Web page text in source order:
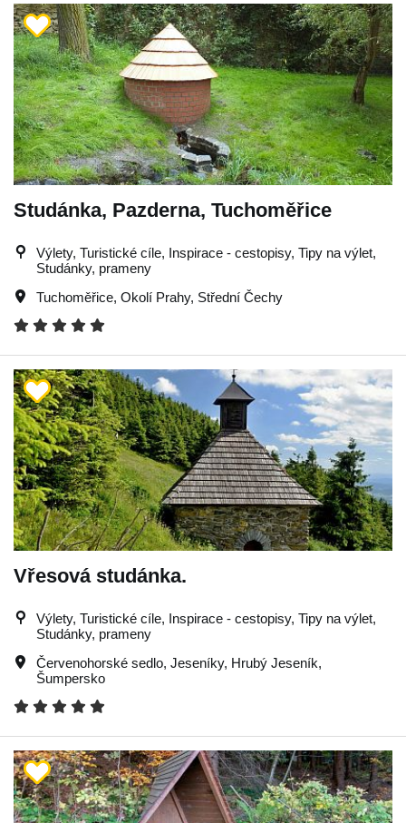
Studánka, Pazderna, Tuchoměřice
Výlety, Turistické cíle, Inspirace - cestopisy, Tipy na výlet,
Studánky, prameny
Tuchoměřice, Okolí Prahy, Střední Čechy
Vřesová studánka.
Výlety, Turistické cíle, Inspirace - cestopisy, Tipy na výlet,
Studánky, prameny
Červenohorské sedlo, Jeseníky, Hrubý Jeseník,
Šumpersko